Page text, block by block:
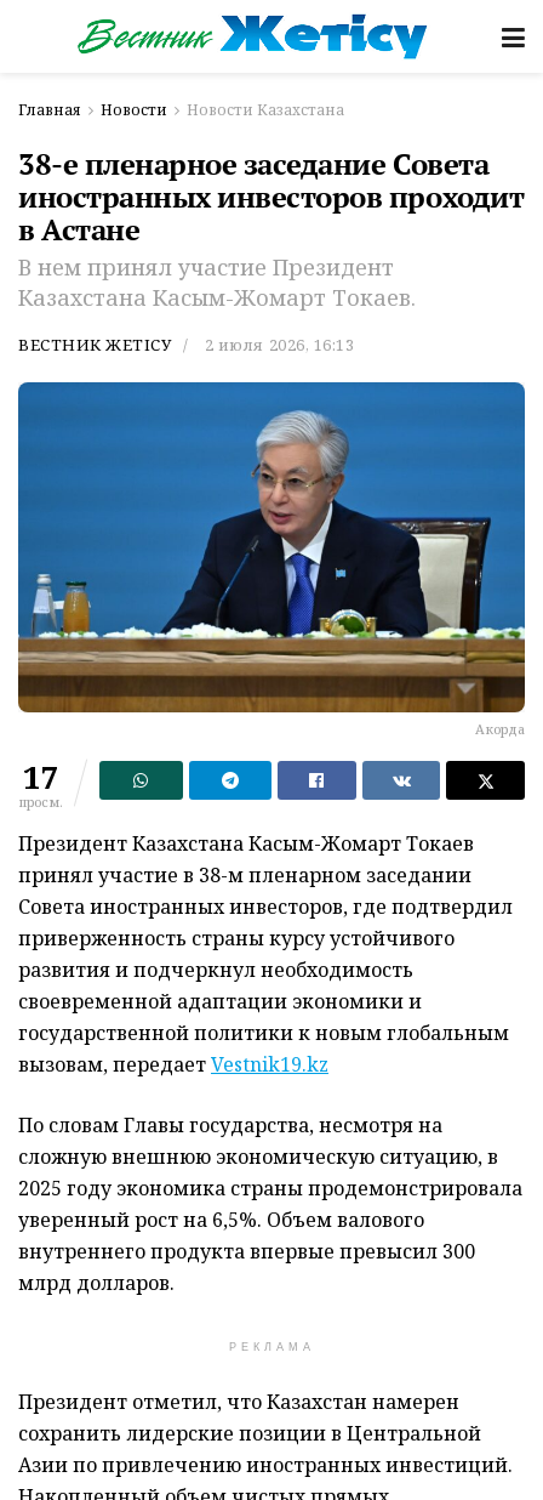
Главная Новости Новости Казахстана
38-е пленарное заседание Совета
иностранных инвесторов проходит
в Астане
В нем принял участие Президент
Казахстана Касым-Жомарт Токаев.
ВЕСТНИК ЖЕТІСУ 2 июля 2026, 16:13
Акорда
17
просм.
Президент Казахстана Касым-Жомарт Токаев
принял участие в 38-м пленарном заседании
Совета иностранных инвесторов, где подтвердил
приверженность страны курсу устойчивого
развития и подчеркнул необходимость
своевременной адаптации экономики и
государственной политики к новым глобальным
вызовам, передаетVestnik19.kz
По словам Главы государства, несмотря на
сложную внешнюю экономическую ситуацию, в
2025 году экономика страны продемонстрировала
уверенный рост на 6,5%. Объем валового
внутреннего продукта впервые превысил 300
млрд долларов.
РЕКЛАМА
Президент отметил, что Казахстан намерен
сохранить лидерские позиции в Центральной
Азии по привлечению иностранных инвестиций.